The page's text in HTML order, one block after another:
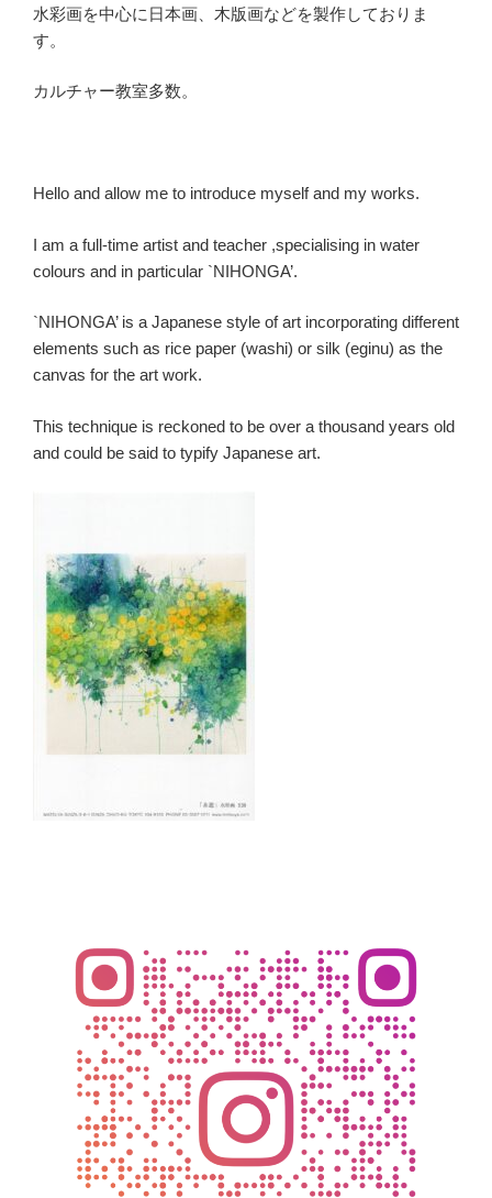
水彩画を中心に日本画、木版画などを製作しておりま
す。
カルチャー教室多数。
Hello and allow me to introduce myself and my works.
I am a full-time artist and teacher ,specialising in water
colours and in particular `NIHONGA’.
`NIHONGA’ is a Japanese style of art incorporating different
elements such as rice paper (washi) or silk (eginu) as the
canvas for the art work.
This technique is reckoned to be over a thousand years old
and could be said to typify Japanese art.